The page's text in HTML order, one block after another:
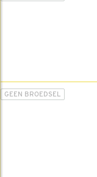
GEEN BROEDSEL